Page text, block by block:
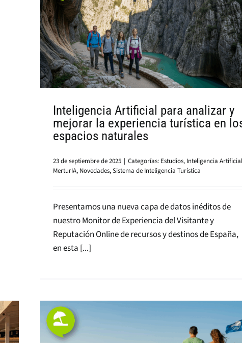
Inteligencia Artificial para analizar y
mejorar la experiencia turística en
espacios naturales
23 de septiembre de 2025 | Categorías: Estudios, Inteligencia Artificial
MerturIA, Novedades,Sistema de Inteligencia Turística
Presentamos una nueva capa de datos inéditos de
nuestro Monitor de Experiencia del Visitante y
Reputación Online de recursos y destinos de España,
en esta [...]